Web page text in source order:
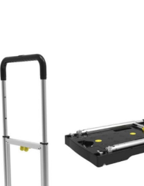
AYRINTILAR